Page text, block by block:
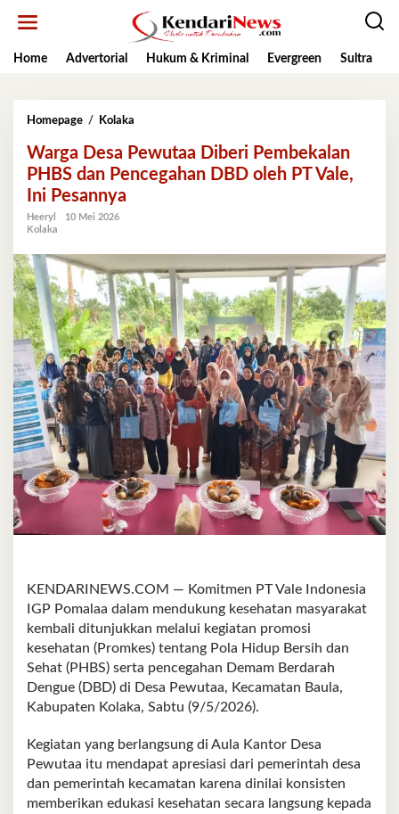
Home
Advertorial Hukum & Kriminal Evergreen Sultra
Homepage / Kolaka
Pewutaa
Diberi
Pembekalan
PT
Vale,
Ini
Pesannya
Warga Desa Pewutaa Diberi Pembekalan
PHBS dan Pencegahan DBD oleh PT Vale,
Ini Pesannya
Heeryl
10 Mei 2026
Kolaka
KENDARINEWS.COM — Komitmen PT Vale Indonesia
IGP Pomalaa dalam mendukung kesehatan masyarakat
kembali ditunjukkan melalui kegiatan promosi
kesehatan (Promkes) tentang Pola Hidup Bersih dan
Sehat (PHBS) serta pencegahan Demam Berdarah
Dengue (DBD) di Desa Pewutaa, Kecamatan Baula,
Kabupaten Kolaka, Sabtu (9/5/2026).
Kegiatan yang berlangsung di Aula Kantor Desa
Pewutaa itu mendapat apresiasi dari pemerintah desa
dan pemerintah kecamatan karena dinilai konsisten
memberikan edukasi kesehatan secara langsung kepada